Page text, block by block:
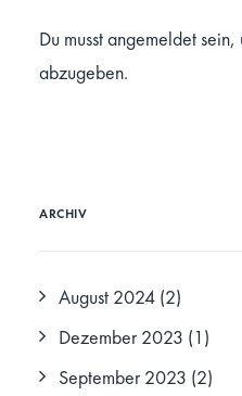
Du musstangemeldetsein,
abzugeben.
ARCHIV
August 2024 (2)
Dezember 2023 (1)
September 2023 (2)